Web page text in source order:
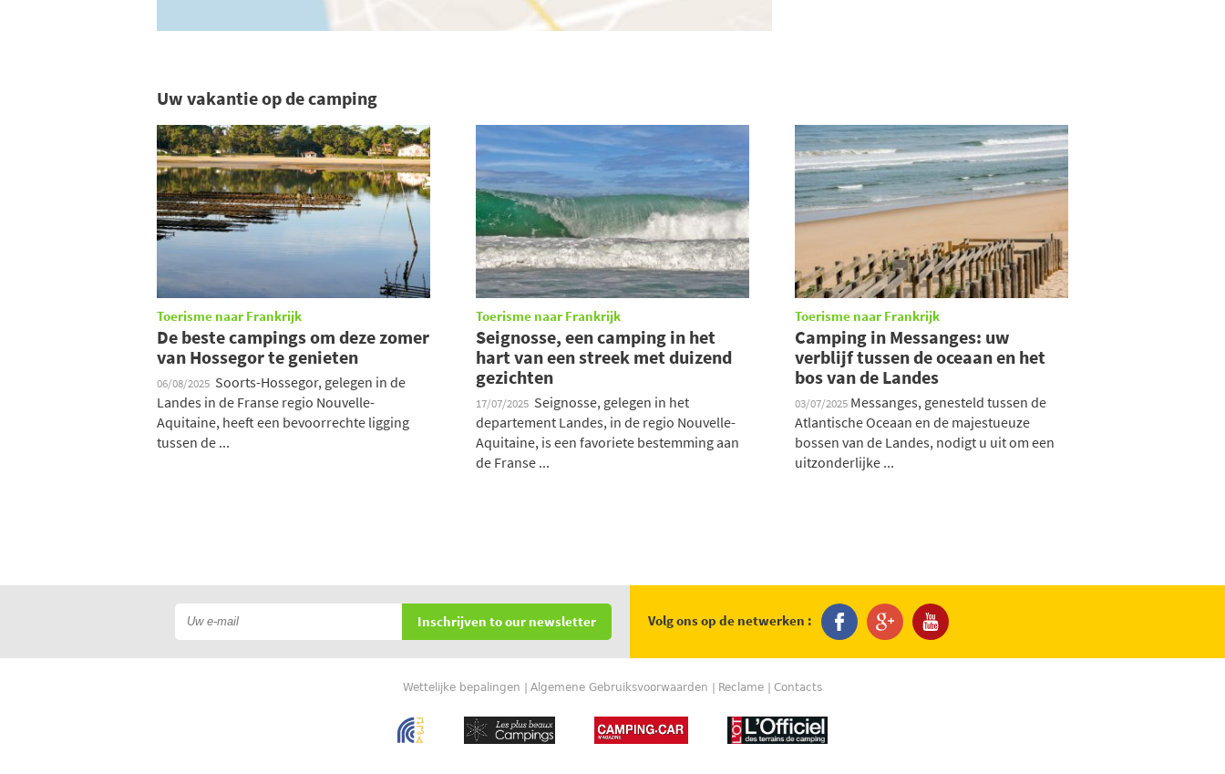
Uw vakantie op de camping
Toerisme naar Frankrijk
De beste campings om deze zomer
van Hossegor te genieten
06/08/2025 Soorts-Hossegor, gelegen in de
Landes in de Franse regio Nouvelle-
Aquitaine, heeft een bevoorrechte ligging
tussen de ...
Toerisme naar Frankrijk
Seignosse, een camping in het
hart van een streek met duizend
gezichten
17/07/2025 Seignosse, gelegen in het
departement Landes, in de regio Nouvelle-
Aquitaine, is een favoriete bestemming aan
de Franse ...
Toerisme naar Frankrijk
Camping in Messanges: uw
verblijf tussen de oceaan en het
bos van de Landes
03/07/2025 Messanges, genesteld tussen de
Atlantische Oceaan en de majestueuze
bossen van de Landes, nodigt u uit om een
uitzonderlijke ...
Inschrijven to our newsletter Volg ons op de netwerken :
Wettelijke bepalingen Algemene Gebruiksvoorwaarden Reclame Contacts